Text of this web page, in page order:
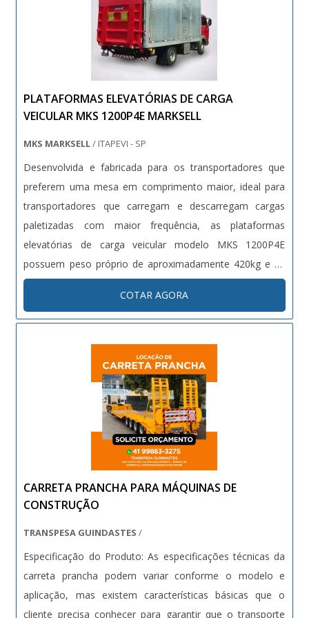
como carrinhos de condomínio e gavetas paneleiras com
ótima qualidade e precisão.A empresa também conta
com um atendimento qualificado, através de funcionários
especializados e cuidadosos, que entendem a
necessidade de cada cliente. Também foram investidos
valores consideráveis em instalações de qualidade,
aumentando a eficiência da marca. A Bento Carrinhos é
uma empresa que tem se destacado no segmento pela
para parceiros novos e antigos..
PLATAFORMAS ELEVATÓRIAS DE CARGA
VEICULAR MKS 1200P4E MARKSELL
MKS MARKSELL/ ITAPEVI - SP
Desenvolvida e fabricada para os transportadores que
preferem uma mesa em comprimento maior, ideal para
transportadores que carregam e descarregam cargas
paletizadas com maior frequência, as plataformas
elevatórias de carga veicular modelo MKS 1200P4E
possuem peso próprio de aproximadamente 420kg e se
trata de um equipamento de alta durabilidade. Além disso,
são facilmente ajustáveis em todos os tipos de
carrocerias (aberta, sider ou baú), semi-....
COTAR AGORA
CARRETA PRANCHA PARA MÁQUINAS DE
CONSTRUÇÃO
TRANSPESA GUINDASTES /
Especificação do Produto: As especificações técnicas da
carreta prancha podem variar conforme o modelo e
aplicação, mas existem características básicas que o
cliente precisa conhecer para garantir que o transporte